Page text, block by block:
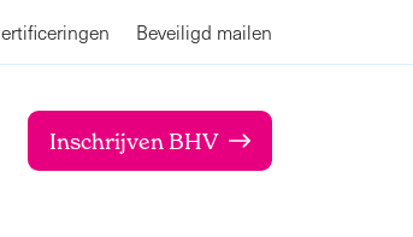
Beveiligd mailen
Inschrijven BHV